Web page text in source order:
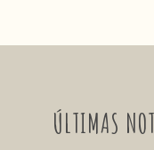
ÚLTIMAS